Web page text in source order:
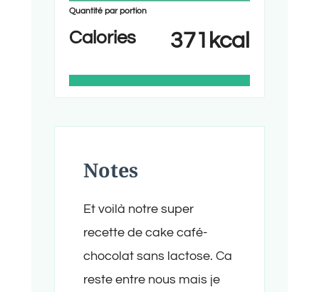
Quantité par portion
Calories 371 kcal
Notes
Et voilà notre super
recette de cake café-
chocolat sans lactose. Ca
reste entre nous mais je